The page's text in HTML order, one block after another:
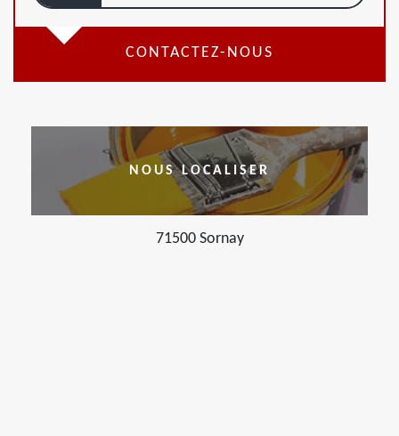
CONTACTEZ-NOUS
NOUS LOCALISER
71500 Sornay